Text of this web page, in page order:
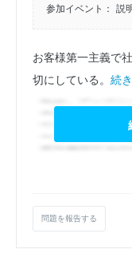
参加イベント： 説
お客様第一主義で
切にしている。 続
問題を報告する